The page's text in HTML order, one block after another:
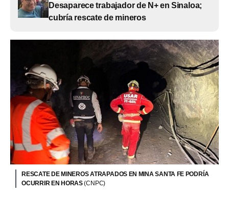
Desaparece trabajador de N+ en Sinaloa;
cubría rescate de mineros
RESCATE DE MINEROS ATRAPADOS EN MINA SANTA FE PODRÍA
OCURRIR EN HORAS(CNPC)